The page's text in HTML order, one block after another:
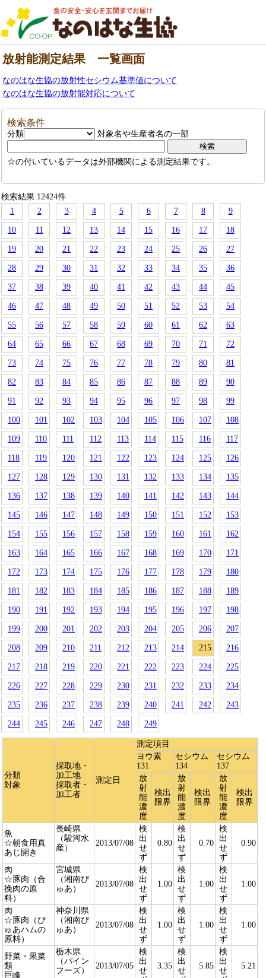
放射能測定結果 一覧画面
なのはな生協の放射性セシウム基準値について
なのはな生協の放射能対応について
検索条件
分類 対象名や生産者名の一部
☆の付いているデータは外部機関による測定結果です。
検索結果 12424件
1
2 3 4 5 6 7 8 9
10 11 12 13 14 15 16 17 18
19 20 21 22 23 24 25 26 27
28 29 30 31 32 33 34 35 36
37 38 39 40 41 42 43 44 45
46 47 48 49 50 51 52 53 54
55 56 57 58 59 60 61 62 63
64 65 66 67 68 69 70 71 72
73 74 75 76 77 78 79 80 81
82 83 84 85 86 87 88 89 90
91 92 93 94 95 96 97 98 99
100 101 102 103 104 105 106 107 108
109 110 111 112 113 114 115 116 117
118 119 120 121 122 123 124 125 126
127 128 129 130 131 132 133 134 135
136 137 138 139 140 141 142 143 144
145 146 147 148 149 150 151 152 153
154 155 156 157 158 159 160 161 162
163 164 165 166 167 168 169 170 171
172 173 174 175 176 177 178 179 180
181 182 183 184 185 186 187 188 189
190 191 192 193 194 195 196 197 198
199 200 201 202 203 204 205 206 207
208 209 210 211 212 213 214 215 216
217 218 219 220 221 222 223 224 225
226 227 228 229 230 231 232 233 234
235 236 237 238 239 240 241 242 243
244 245 246 247 248 249
分類
対象
採取地・
加工地
採取者・
加工者
測定日
測定項目
ヨウ素
131
セシウム
134
セシウム
137
放
射
能
濃
度
検出
限界
放
射
能
濃
度
検出
限界
放
射
能
濃
度
検出
限界
魚
☆朝食用真
あじ開き
長崎県
（駿河水
産）
2013/07/08
検
出
せ
ず
0.80
検
出
せ
ず
0.70
検
出
せ
ず
0.90
肉
☆豚肉（合
挽肉の原
料）
宮城県
（湘南ぴ
ゅあ）
2013/07/08
検
出
せ
ず
1.00
検
出
せ
ず
1.00
検
出
せ
ず
1.00
肉
☆豚肉（ぴ
ゅあハムの
原料）
神奈川県
（湘南ぴ
ゅあ）
2013/07/08
検
出
せ
ず
1.00
検
出
せ
ず
1.00
検
出
せ
ず
1.00
野菜・果菜
類
巨峰
栃木県
（パイン
フーズ）
2013/07/05
検
出
せ
3.35
検
出
せ
5.85
検
出
せ
5.21